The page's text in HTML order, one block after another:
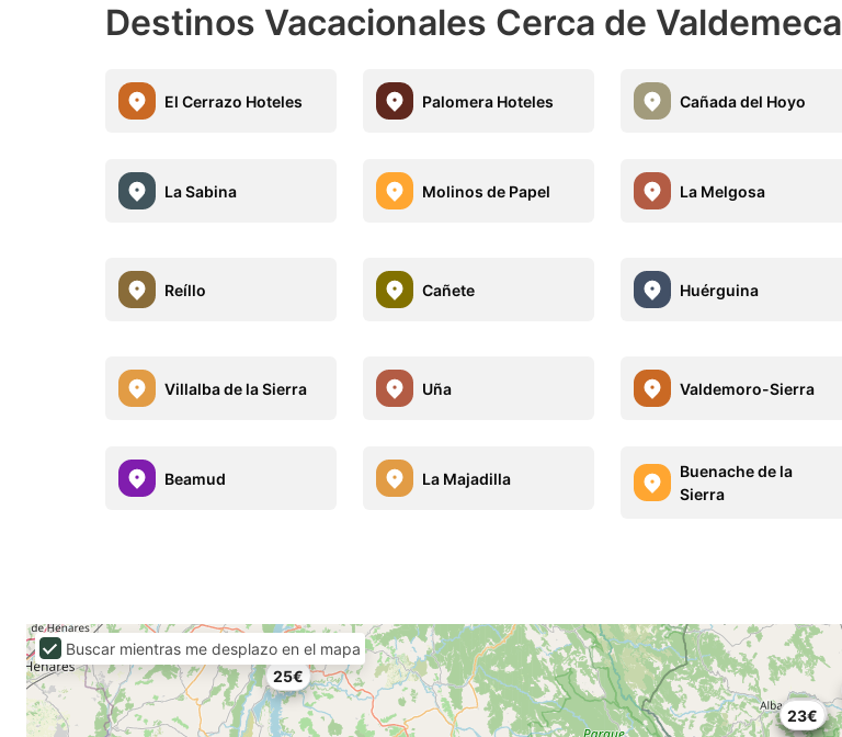
Destinos Vacacionales Cerca de Valdemeca
El Cerrazo Hoteles Palomera Hoteles Cañada del Hoyo
La Sabina Molinos de Papel La Melgosa
Reíllo Cañete Huérguina
Villalba de la Sierra Uña Valdemoro-Sierra
Beamud La Majadilla
Buenache de la
Sierra
23€
25€
28€
30€
Buscar mientras me desplazo en el mapa